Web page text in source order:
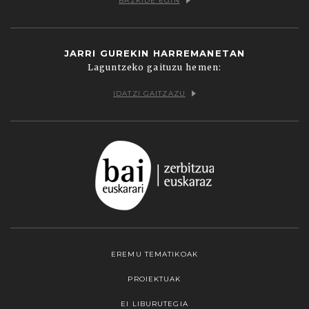
JARRI GUREKIN HARREMANETAN
Laguntzeko gaituzu hemen:
IDATZI GAITZAZU
EREMU TEMATIKOAK
PROIEKTUAK
EI LIBURUTEGIA